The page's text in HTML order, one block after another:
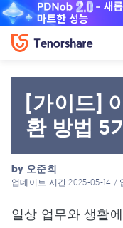
[가이드]
환 방법 5
by 오준희
업데이트 시간 2025-05-14 /
일상 업무와 생활